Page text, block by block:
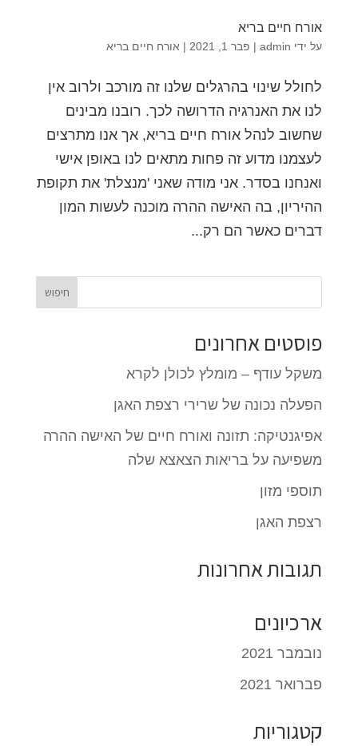
אורח חיים בריא
על ידי admin
| פבר 1, 2021 | אורח חיים בריא
לחולל שינוי בהרגלים שלנו זה מורכב ולרוב אין
לנו את האנרגיה הדרושה לכך. רובנו מבינים
שחשוב לנהל אורח חיים בריא, אך אנו מתרצים
לעצמנו מדוע זה פחות מתאים לנו באופן אישי
ואנחנו בסדר. אני מודה שאני 'מנצלת' את תקופת
ההיריון, בה האישה ההרה מוכנה לעשות המון
דברים כאשר הם רק...
פוסטים אחרונים
משקל עודף – מומלץ לכולן לקרא
הפעלה נכונה של שרירי רצפת האגן
אפיגנטיקה: תזונה ואורח חיים של האישה ההרה
משפיעה על בריאות הצאצא שלה
תוספי מזון
רצפת האגן
תגובות אחרונות
ארכיונים
נובמבר 2021
פברואר 2021
קטגוריות